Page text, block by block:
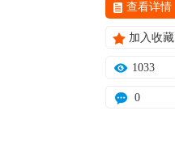
查看详情
加入收藏
1033
0